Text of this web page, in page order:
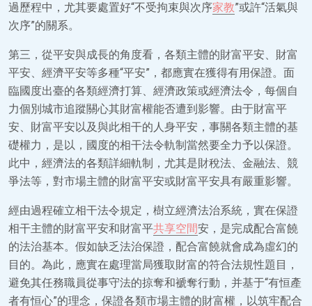
過歷程中，尤其要處置好“不受拘束與次序家教”或許“活氣與
次序”的關系。
第三，從平安與成長的角度看，各類主體的財富平安、財富
平安、經濟平安等多種“平安”，都應實在獲得有用保證。面
臨國度出臺的各類經濟打算、經濟政策或經濟法令，每個自
力個別城市追蹤關心其財富權能否遭到影響。由于財富平
安、財富平安以及與此相干的人身平安，事關各類主體的基
礎權力，是以，國度的相干法令軌制當然要全力予以保證。
此中，經濟法的各類詳細軌制，尤其是財稅法、金融法、競
爭法等，對市場主體的財富平安或財富平安具有嚴重影響。
經由過程確立相干法令規定，樹立經濟法治系統，實在保證
相干主體的財富平安和財富平共享空間安，是完成配合富饒
的法治基本。假如缺乏法治保證，配合富饒就會成為虛幻的
目的。為此，應實在處理當局獲取財富的符合法規性題目，
避免其任務職員從事守法的掠奪和褫奪行動，并基于“有恒產
者有恒心”的理念，保證各類市場主體的財富權，以筑牢配合